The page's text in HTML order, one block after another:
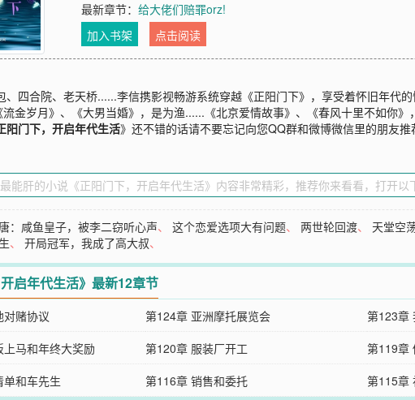
最新章节：给大佬们赔罪orz!
加入书架
点击阅读
、四合院、老天桥......李信携影视畅游系统穿越《正阳门下》，享受着怀旧年代
金岁月》、《大男当婚》，是为渔......《北京爱情故事》、《春风十里不如你》
阳门下，开启年代生活》还不错的话请不要忘记向您QQ群和微博微信里的朋友推
：咸鱼皇子，被李二窃听心声、这个恋爱选项大有问题、两世轮回渡、 天堂空
、开局冠军，我成了高大叔、
开启年代生活》最新12章节
赌协议 第124章 亚洲摩托展览会 第123章
马和年终大奖励
第120章 服装厂开工 第119章
和车先生
第116章 销售和委托 第115章